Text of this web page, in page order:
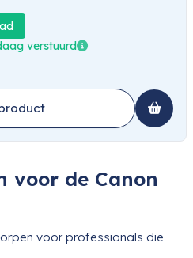
verstuurd
voor de Canon
voor professionals die